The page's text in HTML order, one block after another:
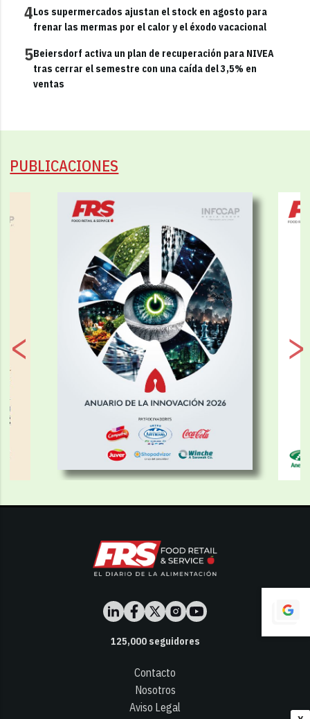
4Los supermercados ajustan el stock en agosto para
frenar las mermas por el calor y el éxodo vacacional
5Beiersdorf activa un plan de recuperación para NIVEA
tras cerrar el semestre con una caída del 3,5% en
ventas
PUBLICACIONES
125,000seguidores
Contacto
Nosotros
Aviso Legal